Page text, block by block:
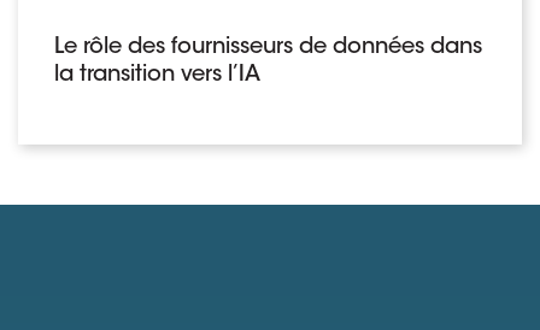
Le rôle des fournisseurs de données dans
la transition vers l’IA